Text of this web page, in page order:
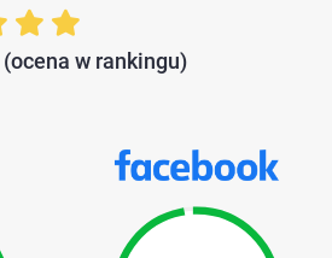
(ocena w rankingu)